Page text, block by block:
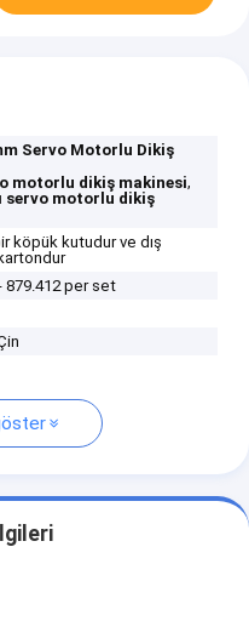
Servo Motorlu Dikiş
motorlu dikiş makinesi,
servo motorlu dikiş
köpük kutudur ve dış
879.412 per set